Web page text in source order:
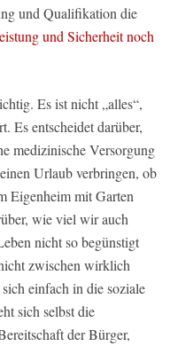
und Qualifikation die
und Sicherheit noch
Es ist nicht „alles“,
Es entscheidet darüber,
medizinische Versorgung
Urlaub verbringen, ob
Eigenheim mit Garten
wie viel wir auch
nicht so begünstigt
zwischen wirklich
einfach in die soziale
sich selbst die
der Bürger,